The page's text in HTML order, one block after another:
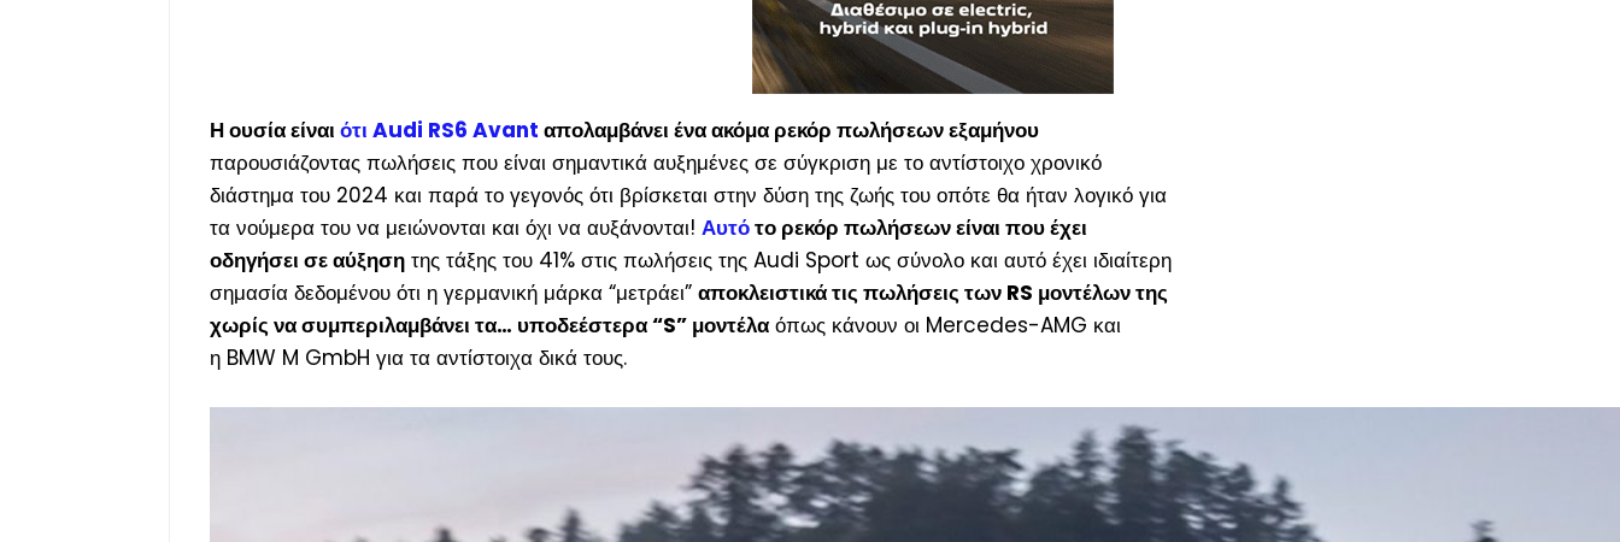
Η ουσία είναι ότι Audi RS6 Avant απολαμβάνει ένα ακόμα ρεκόρ πωλήσεων εξαμήνου
παρουσιάζοντας πωλήσεις που είναι σημαντικά αυξημένες σε σύγκριση με το αντίστοιχο χρονικό
διάστημα του 2024 και παρά το γεγονός ότι βρίσκεται στην δύση της ζωής του οπότε θα ήταν λογικό για
τα νούμερα του να μειώνονται και όχι να αυξάνονται! Αυτότο ρεκόρ πωλήσεων είναι που έχει
οδηγήσει σε αύξησητης τάξης του 41% στις πωλήσεις της Audi Sport ως σύνολο και αυτό έχει ιδιαίτερη
σημασία δεδομένου ότι η γερμανική μάρκα “μετράει” αποκλειστικά τις πωλήσεις των RS μοντέλων της
χωρίς να συμπεριλαμβάνει τα… υποδεέστερα “S” μοντέλαόπως κάνουν οι Mercedes-AMG και
η BMW M GmbH για τα αντίστοιχα δικά τους.